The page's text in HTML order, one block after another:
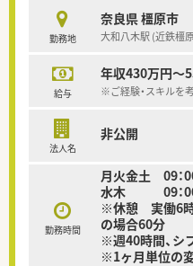
勤務地
奈良県 橿原市
大和八木駅 (近鉄橿
給与
年収430万円～
※ご経験・スキルを
法人名
非公開
勤務時間
月火金土 09：
水木 09：00
※休憩 実働6時
の場合60分
※週40時間、シ
※1ヶ月単位の